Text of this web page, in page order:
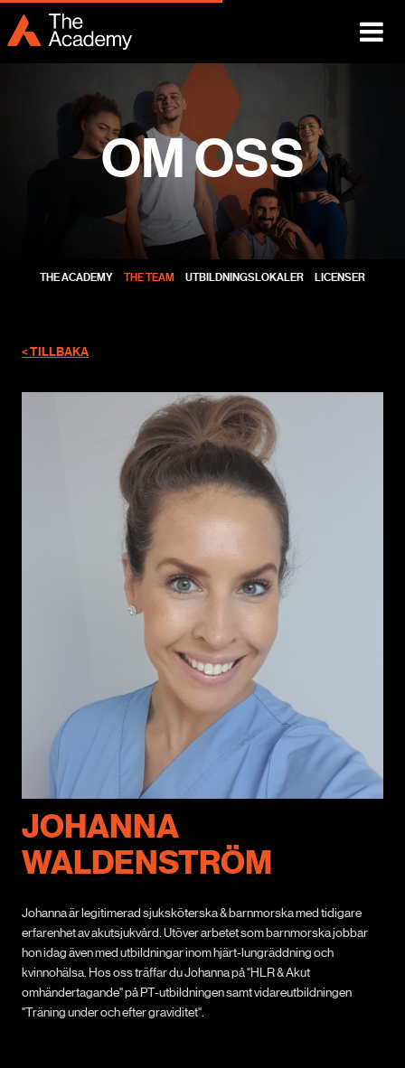
OM OSS
THE ACADEMY THE TEAM UTBILDNINGSLOKALER LICENSER
< TILLBAKA
JOHANNA
WALDENSTRÖM
Johanna är legitimerad sjuksköterska & barnmorska med tidigare
erfarenhet av akutsjukvård. Utöver arbetet som barnmorska jobbar
hon idag även med utbildningar inom hjärt-lungräddning och
kvinnohälsa. Hos oss träffar du Johanna på "HLR & Akut
omhändertagande" på PT-utbildningen samt vidareutbildningen
"Träning under och efter graviditet".